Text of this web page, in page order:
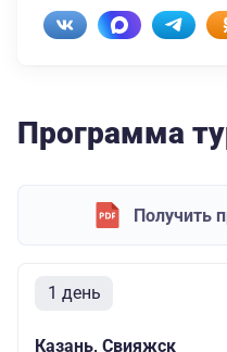
Программа
Получить
1 день
Казань, Свияжск